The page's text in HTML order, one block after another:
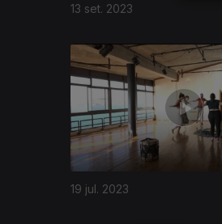
13 set. 2023
19 jul. 2023
701770